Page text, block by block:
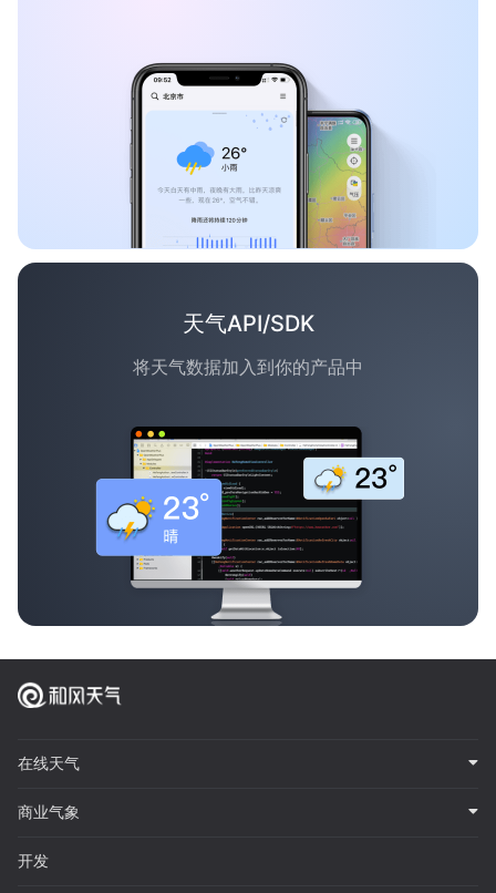
天气API/SDK
将天气数据加入到你的产品中
在线天气
商业气象
开发